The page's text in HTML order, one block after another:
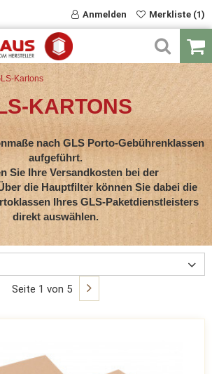
Anmelden Merkliste (1)
Kartons
KARTONS
nach GLS Porto-Gebührenklassen
aufgeführt.
Sie Ihre Versandkosten bei der
die Hauptfilter können Sie dabei die
Ihres GLS-Paketdienstleisters
direkt auswählen.
Seite 1 von 5